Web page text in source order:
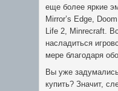
еще более яркие
Mirror’s Edge,
Life 2, Minrecraft.
насладиться
мере благодаря
Вы уже
купить? Значит,